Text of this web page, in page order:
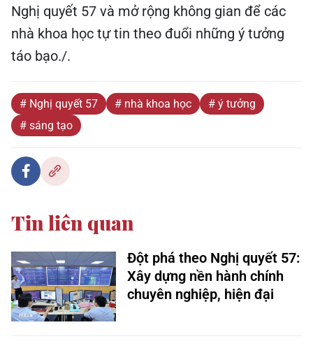
Nghị quyết 57 và mở rộng không gian để các
nhà khoa học tự tin theo đuổi những ý tưởng
táo bạo./.
# Nghị quyết 57 # nhà khoa học
# ý tưởng
# sáng tạo
Tin liên quan
Đột phá theo Nghị quyết 57:
Xây dựng nền hành chính
chuyên nghiệp, hiện đại